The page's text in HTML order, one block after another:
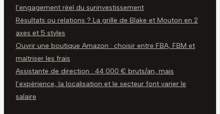
l’engagement réel du surinvestissement
Résultats ou relations ? La grille de Blake et Mouton en 2
axes et 5 styles
Ouvrir une boutique Amazon : choisir entre FBA, FBM et
maîtriser les frais
Assistante de direction : 44 000 € bruts/an, mais
l’expérience, la localisation et le secteur font varier le
salaire